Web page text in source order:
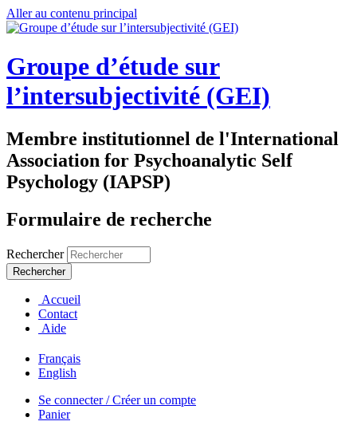
Aller au contenu principal
Groupe d’étude sur
l’intersubjectivité (GEI)
Membre institutionnel de l'International
Association for Psychoanalytic Self
Psychology (IAPSP)
Formulaire de recherche
Rechercher
Accueil
Contact
Aide
Français
English
Se connecter / Créer un compte
Panier